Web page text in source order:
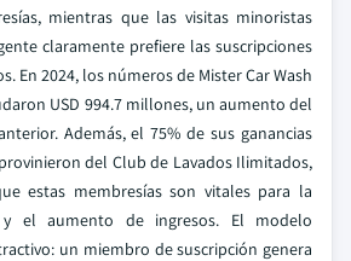
mientras que las visitas minoristas
claramente prefiere las suscripciones
En 2024, los números de Mister Car Wash
USD 994.7 millones, un aumento del
Además, el 75% de sus ganancias
del Club de Lavados Ilimitados,
estas membresías son vitales para la
el aumento de ingresos. El modelo
un miembro de suscripción genera